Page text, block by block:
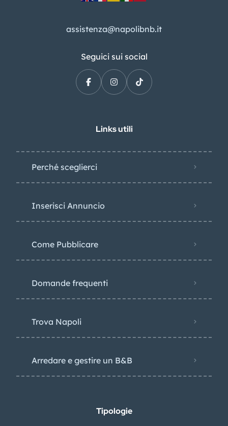
assistenza@napolibnb.it
Seguici sui social
Links utili
Perché sceglierci
Inserisci Annuncio
Come Pubblicare
Domande frequenti
Trova Napoli
Arredare e gestire un B&B
Tipologie